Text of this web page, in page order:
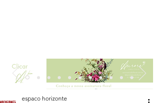
Clicar
espaco horizonte